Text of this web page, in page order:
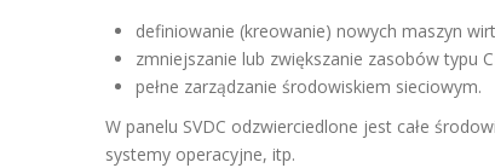
definiowanie (kreowanie) nowych maszyn
zmniejszanie lub zwiększanie zasobów typu
pełne zarządzanie środowiskiem sieciowym.
W panelu SVDC odzwierciedlone jest całe
systemy operacyjne, itp.